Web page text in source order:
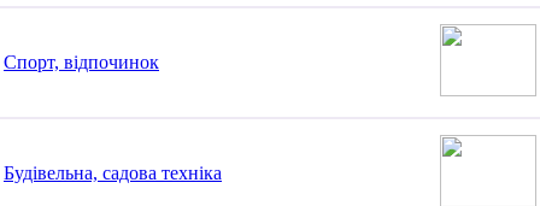
Спорт, відпочинок
Будівельна, садова техніка